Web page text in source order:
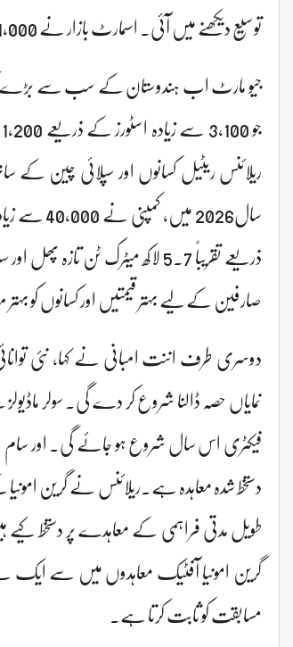
توسیع دیکھنے میں آئی۔ اسمارٹ بازار نے 1,000 اسٹورز کا ہندسہ عبور کیا۔
جیو مارٹ اب ہندوستان کے سب سے
ریلائنس ریٹیل کسانوں اور سپلائی چین کے
ذریعے تقریباً 5.7 لاکھ میٹرک ٹن
صارفین کے لیے بہتر قیمتیں اور کسانوں کو
نمایاں حصہ ڈالنا شروع کر دے گی۔ سولر
فیکٹری اس سال شروع ہو جائے گی۔ اور
طویل مدتی فراہمی کے معاہدے پر
گرین امونیا آفٹیک معاہدوں میں سے ایک
مسابقت کو ثابت کرتا ہے۔